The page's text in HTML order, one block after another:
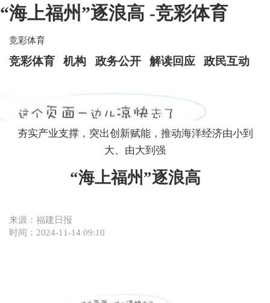
“海上福州”逐浪高 -竞彩体育
竞彩体育
竞彩体育 机构 政务公开 解读回应 政民互动
夯实产业支撑，突出创新赋能，推动海洋经济由小到
大、由大到强
“海上福州”逐浪高
来源：福建日报
时间：2024-11-14 09:10